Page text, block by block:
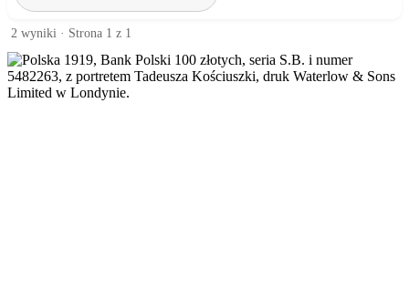
2 wyniki · Strona 1 z 1